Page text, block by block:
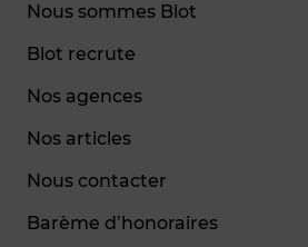
Nous sommes Blot
Blot recrute
Nos agences
Nos articles
Nous contacter
Barème d’honoraires